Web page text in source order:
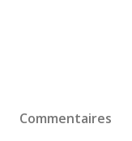
Commentaires